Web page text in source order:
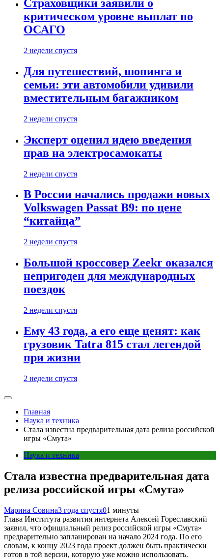
Страховщики заявили о
критическом уровне выплат по
ОСАГО
2 недели спустя
Для путешествий, шопинга и
семьи: эти автомобили удивили
вместительным багажником
2 недели спустя
Эксперт оценил идею введения
прав на электросамокаты
2 недели спустя
В России начались продажи новых
Volkswagen Passat B9: по цене
“китайца”
2 недели спустя
Большой кроссовер Zeekr оказался
непригоден для международных
поездок
2 недели спустя
Ему 43 года, а его еще ценят: как
грузовик Tatra 815 стал легендой
при жизни
2 недели спустя
Главная
Наука и техника
Стала известна предварительная дата релиза российской
игры «Смута»
Наука и техника
Стала известна предварительная дата
релиза российской игры «Смута»
Марина Совина3 года спустя01 минуты
Глава Института развития интернета Алексей Гореславский
заявил, что официальный релиз российской игры «Смута»
предварительно запланирован на начало 2024 года. По его
словам, к концу 2023 года проект должен быть практически
готов в той версии, которую уже можно использовать.